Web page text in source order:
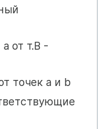
а от т.В -
точек a и b